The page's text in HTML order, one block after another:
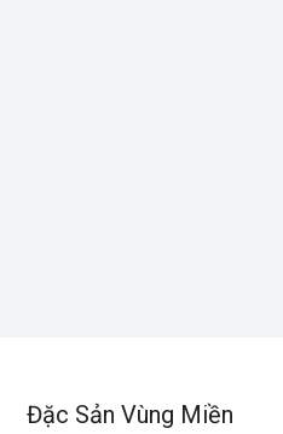
Đặc Sản Vùng Miền